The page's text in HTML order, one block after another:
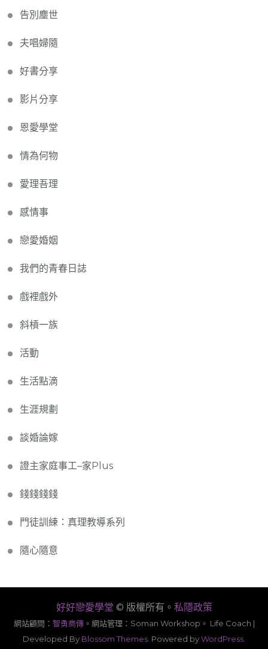
告別塵世
夫唱婦隨
好書分享
影片分享
恩愛學堂
情為何物
愛理吾理
感情事
戀愛婚姻
我們的青春日誌
戲裡戲外
斜槓一族
活動
生活點滴
生涯規劃
談婚論嫁
證主家庭事工–家Plus
錢錢錢錢
門徒訓練：真理教導系列
隨心隨意
好好戀愛學堂 © 版權所有。 私隱政策
網站顧問： 智勇商傳。 網站管理：Soman Workshop。 Life Coach |
Developed By Blossom Themes . Powered byWordPress